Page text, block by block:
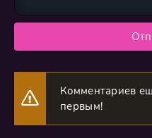
Комментариев
первым!